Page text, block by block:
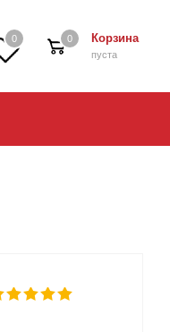
0 Корзина
пуста
0